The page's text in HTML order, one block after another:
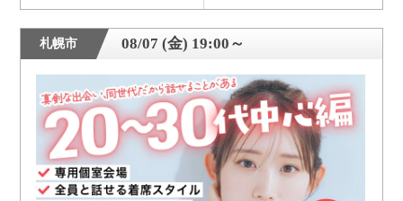
札幌市 08/07 (金) 19:00～